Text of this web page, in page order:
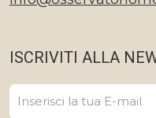
ISCRIVITI ALLA